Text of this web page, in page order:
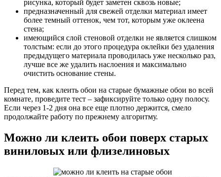
рисунка, который будет заметен сквозь новые;
предназначенный для свежей отделки материал имеет
более темный оттенок, чем тот, которым уже оклеена
стена;
имеющийся слой стеновой отделки не является слишком
толстым: если до этого процедура оклейки без удаления
предыдущего материала проводилась уже несколько раз,
лучше все же удалить наслоения и максимально
очистить основание стены.
Перед тем, как клеить обои на старые бумажные обои во всей
комнате, проведите тест – зафиксируйте только одну полосу.
Если через 1-2 дня она все еще плотно держится, смело
продолжайте работу по прежнему алгоритму.
Можно ли клеить обои поверх старых
виниловых или флизелиновых